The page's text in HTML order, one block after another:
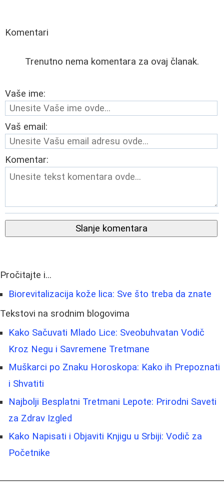
Komentari
Trenutno nema komentara za ovaj članak.
Vaše ime:
Vaš email:
Komentar:
Slanje komentara
Pročitajte i...
Biorevitalizacija kože lica: Sve što treba da znate
Tekstovi na srodnim blogovima
Kako Sačuvati Mlado Lice: Sveobuhvatan Vodič
Kroz Negu i Savremene Tretmane
Muškarci po Znaku Horoskopa: Kako ih Prepoznati
i Shvatiti
Najbolji Besplatni Tretmani Lepote: Prirodni Saveti
za Zdrav Izgled
Kako Napisati i Objaviti Knjigu u Srbiji: Vodič za
Početnike